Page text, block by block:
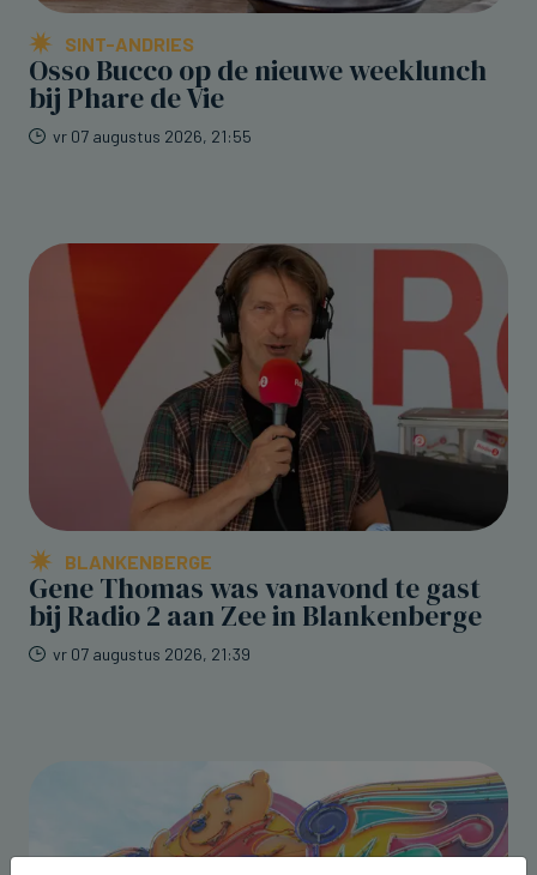
SINT-ANDRIES
Osso Bucco op de nieuwe weeklunch
bij Phare de Vie
vr 07 augustus 2026, 21:55
BLANKENBERGE
Gene Thomas was vanavond te gast
bij Radio 2 aan Zee in Blankenberge
vr 07 augustus 2026, 21:39